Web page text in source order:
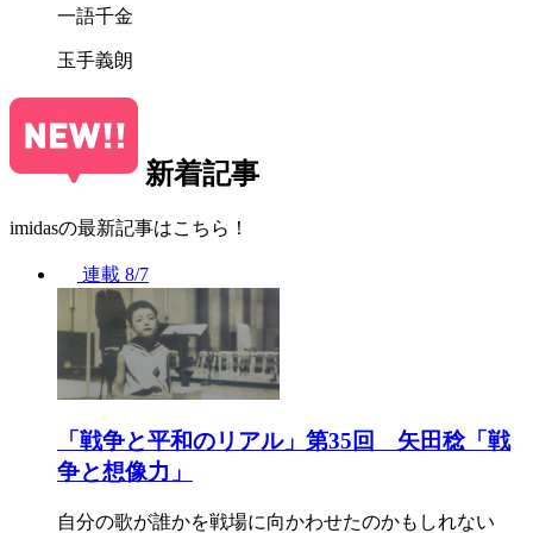
一語千金
玉手義朗
新着記事
imidasの最新記事はこちら！
連載 8/7
「戦争と平和のリアル」第35回 矢田稔「戦
争と想像力」
自分の歌が誰かを戦場に向かわせたのかもしれない